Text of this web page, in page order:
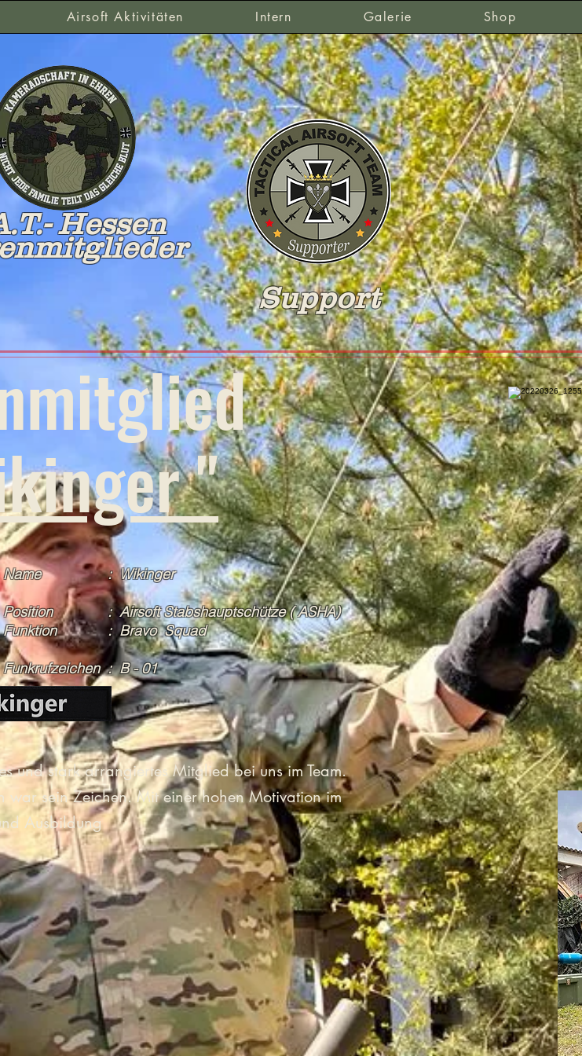
Airsoft Aktivitäten Intern Galerie Shop
Hessen
Support
"
Name : Wikinger
Position : Airsoft Stabshauptschütze ( ASHA)
Funktion : Bravo Squad
Funkrufzeichen : B - 01
und stark arrangiertes Mitglied bei uns im Team.
war sein Zeichen. Mit einer hohen Motivation im
Ausbildung